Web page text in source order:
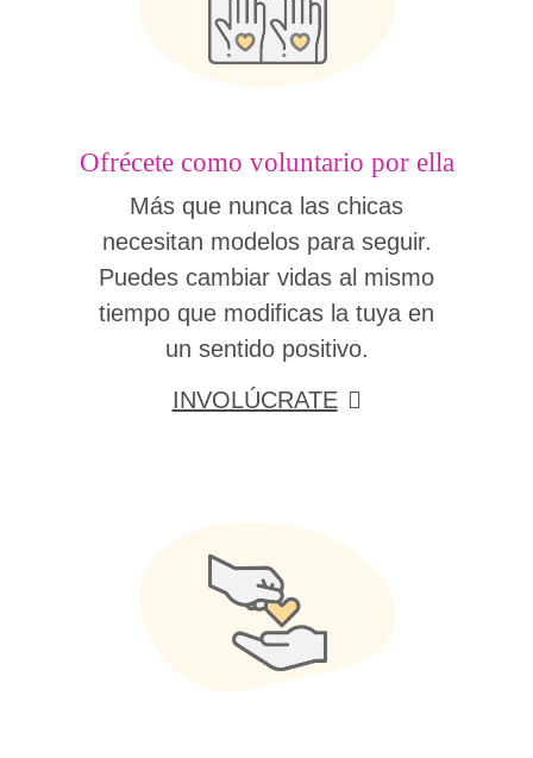
Ofrécete como voluntario por ella
Más que nunca las chicas
necesitan modelos para seguir.
Puedes cambiar vidas al mismo
tiempo que modificas la tuya en
un sentido positivo.
INVOLÚCRATE